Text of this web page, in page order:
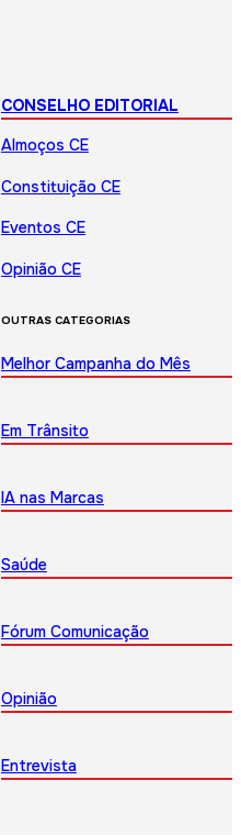
CONSELHO EDITORIAL
Almoços CE
Constituição CE
Eventos CE
Opinião CE
OUTRAS CATEGORIAS
Melhor Campanha do Mês
Em Trânsito
IA nas Marcas
Saúde
Fórum Comunicação
Opinião
Entrevista